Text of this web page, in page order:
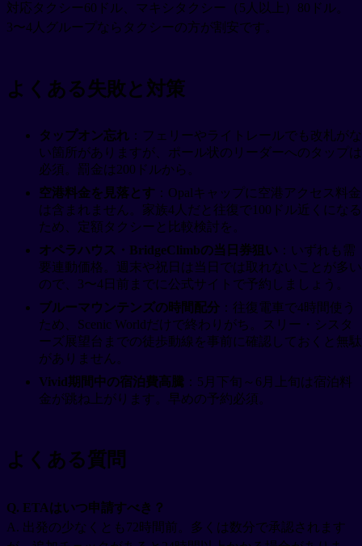
対応タクシー60ドル、マキシタクシー（5人以上）80ドル。
3〜4人グループならタクシーの方が割安です。
よくある失敗と対策
タップオン忘れ ：フェリーやライトレールでも改札がな
い箇所がありますが、ポール状のリーダーへのタップは
必須。罰金は200ドルから。
空港料金を見落とす ：Opalキャップに空港アクセス料金
は含まれません。家族4人だと往復で100ドル近くになる
ため、定額タクシーと比較検討を。
オペラハウス・BridgeClimbの当日券狙い ：いずれも需
要連動価格。週末や祝日は当日では取れないことが多い
ので、3〜4日前までに公式サイトで予約しましょう。
ブルーマウンテンズの時間配分 ：往復電車で4時間使う
ため、Scenic Worldだけで終わりがち。スリー・シスタ
ーズ展望台までの徒歩動線を事前に確認しておくと無駄
がありません。
Vivid期間中の宿泊費高騰 ：5月下旬～6月上旬は宿泊料
金が跳ね上がります。早めの予約必須。
よくある質問
Q. ETAはいつ申請すべき？
A. 出発の少なくとも72時間前。多くは数分で承認されます